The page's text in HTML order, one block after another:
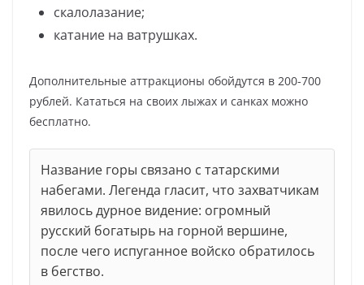
скалолазание;
катание на ватрушках.
Дополнительные аттракционы обойдутся в 200-700
рублей. Кататься на своих лыжах и санках можно
бесплатно.
Название горы связано с татарскими
набегами. Легенда гласит, что захватчикам
явилось дурное видение: огромный
русский богатырь на горной вершине,
после чего испуганное войско обратилось
в бегство.